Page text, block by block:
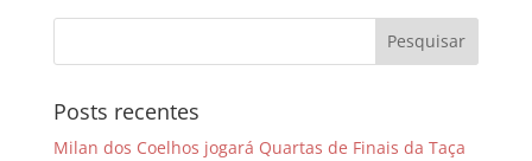
Posts recentes
Milan dos Coelhos jogará Quartas de Finais da Taça